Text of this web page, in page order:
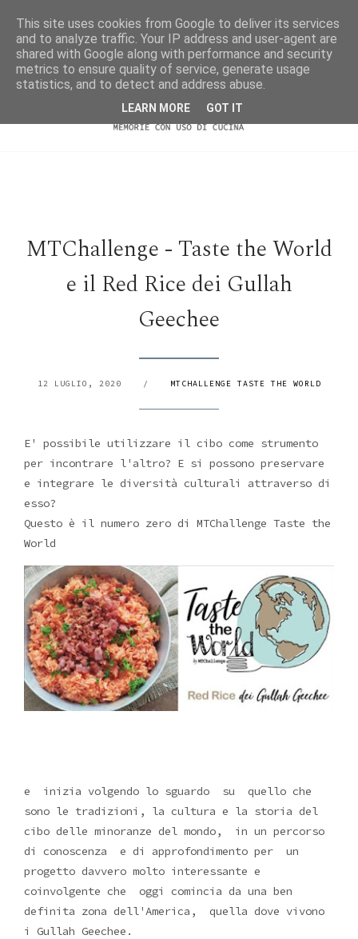
MTChallenge - Taste the World
e il Red Rice dei Gullah
Geechee
12 LUGLIO, 2020 / MTCHALLENGE TASTE THE WORLD
E' possibile utilizzare il cibo come strumento
per incontrare l'altro? E si possono preservare
e integrare le diversità culturali attraverso di
esso?
Questo è il numero zero di MTChallenge Taste the
World
e inizia volgendo lo sguardo su quello che
sono le tradizioni, la cultura e la storia del
cibo delle minoranze del mondo, in un percorso
di conoscenza e di approfondimento per un
progetto davvero molto interessante e
coinvolgente che oggi comincia da una ben
definita zona dell'America, quella dove vivono
i Gullah Geechee.
This site uses cookies from Google to deliver its services
and to analyze traffic. Your IP address and user-agent are
shared with Google along with performance and security
metrics to ensure quality of service, generate usage
statistics, and to detect and address abuse.
LEARN MORE GOT IT